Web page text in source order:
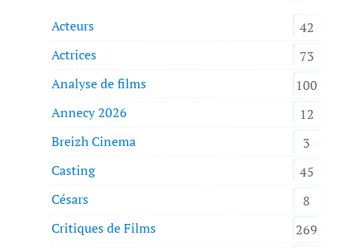
Acteurs
42
Actrices
73
Analyse de films
100
Annecy 2026
12
Breizh Cinema
3
Casting
45
Césars
8
Critiques de Films
269